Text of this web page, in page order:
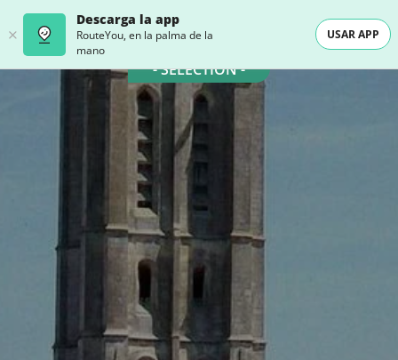
Descarga la app
RouteYou, en la palma de la
mano
USAR APP
- SELECTION -